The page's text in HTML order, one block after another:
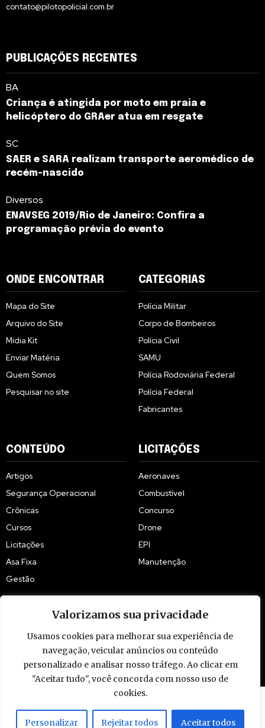
Valorizamos sua privacidade
Usamos cookies para melhorar sua experiência de
navegação, veicular anúncios ou conteúdo
personalizado e analisar nosso tráfego. Ao clicar em
"Aceitar tudo", você concorda com nosso uso de
cookies.
Personalizar Rejeitar todos Aceitar todos
contato@pilotopolicial.com.br
PUBLICAÇÕES RECENTES
BA
Criança é atingida por moto em praia e
helicóptero do GRAer atua em resgate
SC
SAER e SARA realizam transporte aeromédico de
recém-nascido
Diversos
ENAVSEG 2019/Rio de Janeiro: Confira a
programação prévia do evento
ONDE ENCONTRAR
Mapa do Site
Arquivo do Site
Midia Kit
Enviar Matéria
Quem Somos
Pesquisar no site
CATEGORIAS
Polícia Militar
Corpo de Bombeiros
Polícia Civil
SAMU
Polícia Rodoviária Federal
Polícia Federal
Fabricantes
CONTEÚDO
Artigos
Segurança Operacional
Crônicas
Cursos
Licitações
Asa Fixa
Gestão
LICITAÇÕES
Aeronaves
Combustível
Concurso
Drone
EPI
Manutenção
© 2009 - 2026 Piloto Policial. Todos os direitos reservados. Brasil.